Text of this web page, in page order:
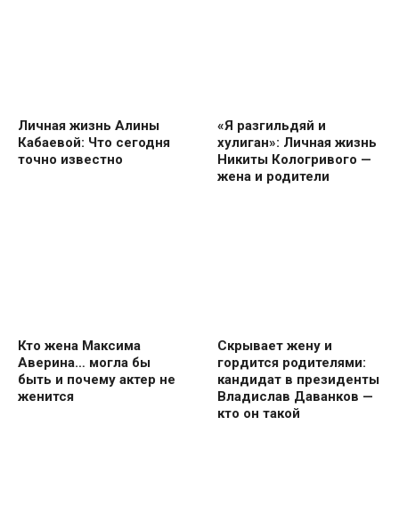
Личная жизнь Алины
Кабаевой: Что сегодня
точно известно
«Я разгильдяй и
хулиган»: Личная жизнь
Никиты Кологривого —
жена и родители
Кто жена Максима
Аверина… могла бы
быть и почему актер не
женится
Скрывает жену и
гордится родителями:
кандидат в президенты
Владислав Даванков —
кто он такой